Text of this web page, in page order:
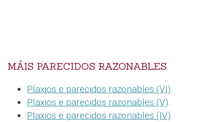
MÁIS PARECIDOS RAZONABLES
Plaxios e parecidos razonables (VI).
Plaxios e parecidos razonables (V).
Plaxios e parecidos razonables (IV).